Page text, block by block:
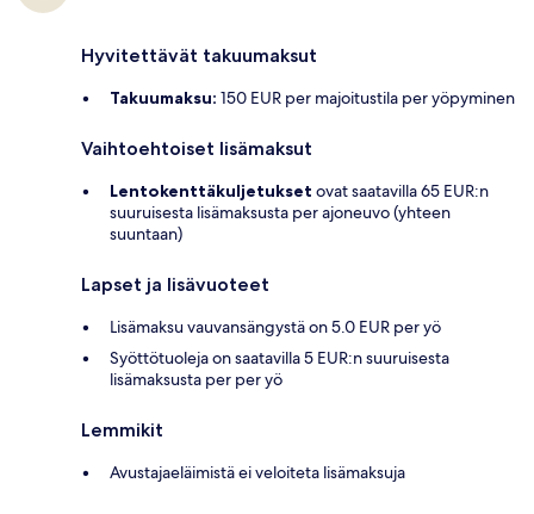
Hyvitettävät takuumaksut
Takuumaksu: 150 EUR per majoitustila per yöpyminen
Vaihtoehtoiset lisämaksut
Lentokenttäkuljetukset ovat saatavilla 65 EUR:n
suuruisesta lisämaksusta per ajoneuvo (yhteen
suuntaan)
Lapset ja lisävuoteet
Lisämaksu vauvansängystä on 5.0 EUR per yö
Syöttötuoleja on saatavilla 5 EUR:n suuruisesta
lisämaksusta per per yö
Lemmikit
Avustajaeläimistä ei veloiteta lisämaksuja